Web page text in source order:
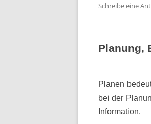
Schreibe eine
Planung,
Planen
bei der
Information.